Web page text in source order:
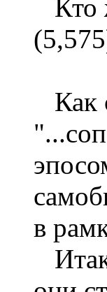
Кто
Как
в